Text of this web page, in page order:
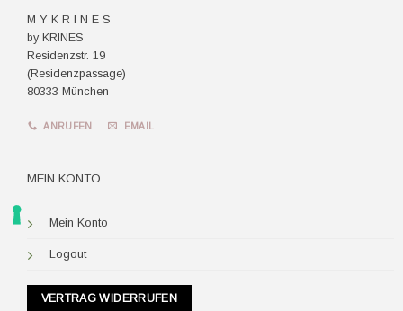
M Y K R I N E S
by KRINES
Residenzstr. 19
(Residenzpassage)
80333 München
ANRUFEN EMAIL
MEIN KONTO
Mein Konto
Logout
VERTRAG WIDERRUFEN